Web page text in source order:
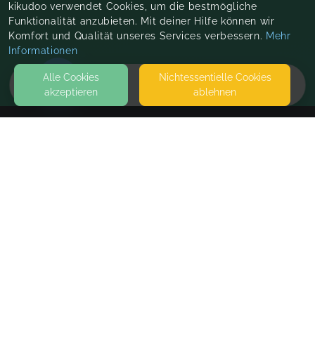
HOME
kikudoo verwendet Cookies, um die bestmögliche
Funktionalität anzubieten. Mit deiner Hilfe können wir
Komfort und Qualität unseres Services verbessern. Mehr
Informationen
Alle Cookies
akzeptieren
Nicht­essentielle Cookies
ablehnen